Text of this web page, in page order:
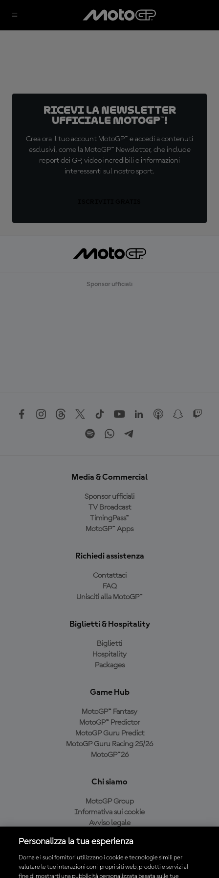
Ricevi la newsletter
ufficiale MotoGP™!
Crea ora il tuo account MotoGP™ e accedi a contenuti
esclusivi, come la MotoGP™ Newsletter, che include
report dei GP, video incredibili e informazioni
interessanti sul nostro sport.
Sponsor ufficiali
Media & Commercial
Sponsor ufficiali
TV Broadcast
TimingPass™
MotoGP™ Apps
Richiedi assistenza
Contattaci
FAQ
Unisciti alla MotoGP™
Biglietti & Hospitality
Biglietti
Hospitality
Packages
Game Hub
MotoGP™ Fantasy
MotoGP™ Predictor
MotoGP Guru Predict
MotoGP Guru Racing 25/26
MotoGP™26
Chi siamo
MotoGP Group
Informativa sui cookie
Avviso legale
Condizioni di acquisto
Personalizza la tua esperienza
Dorna e i suoi fornitori utilizzano i cookie e tecnologie simili per
valutare le tue interazioni con i propri siti web, prodotti e servizi al
fine di mostrarti una pubblicità personalizzata basata sulle tue